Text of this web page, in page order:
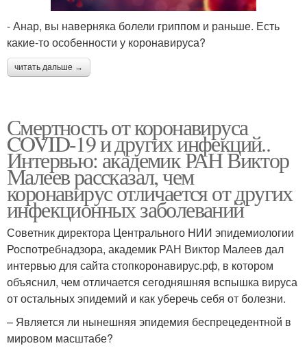
- Анар, вы наверняка болели гриппом и раньше. Есть
какие-то особенности у коронавируса?
читать дальше →
Смертность от коронавируса
COVID-19 и других инфекций..
Интервью: академик РАН Виктор
Малеев рассказал, чем
коронавирус отличается от других
инфекционных заболеваний
Советник директора Центрального НИИ эпидемиологии
Роспотребнадзора, академик РАН Виктор Малеев дал
интервью для сайта стопкоронавирус.рф, в котором
объяснил, чем отличается сегодняшняя вспышка вируса
от остальных эпидемий и как уберечь себя от болезни.
– Является ли нынешняя эпидемия беспрецедентной в
мировом масштабе?